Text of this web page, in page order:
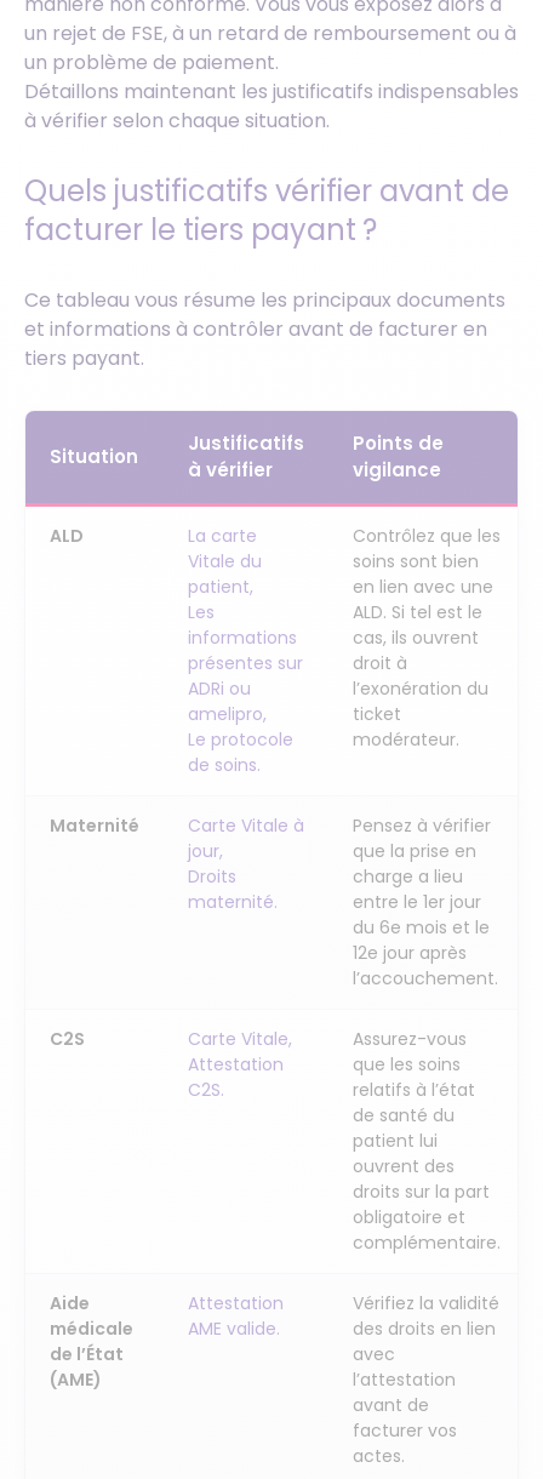
un rejet de FSE, à un retard de remboursement ou à
un problème de paiement.
Détaillons maintenant les justificatifs indispensables
à vérifier selon chaque situation.
Quels justificatifs vérifier avant de
facturer le tiers payant ?
Ce tableau vous résume les principaux documents
et informations à contrôler avant de facturer en
tiers payant.
Situation
Justificatifs
à vérifier
Points de
vigilance
ALD
La carte
Vitale du
patient,
Les
informations
présentes sur
ADRi ou
amelipro,
Le protocole
de soins.
Contrôlez que les
soins sont bien
en lien avec une
ALD. Si tel est le
cas, ils ouvrent
droit à
l’exonération du
ticket
modérateur.
Maternité
Carte Vitale à
jour,
Droits
maternité.
Pensez à vérifier
que la prise en
charge a lieu
entre le 1er jour
du 6e mois et le
12e jour après
l’accouchement.
C2S
Carte Vitale,
Attestation
C2S.
Assurez-vous
que les soins
relatifs à l’état
de santé du
patient lui
ouvrent des
droits sur la part
obligatoire et
complémentaire.
Aide
médicale
de l’État
(AME)
Attestation
AME valide.
Vérifiez la validité
des droits en lien
avec
l’attestation
avant de
facturer vos
actes.